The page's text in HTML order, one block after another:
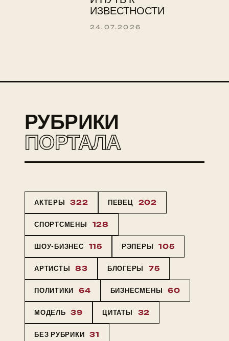
ИЗВЕСТНОСТИ
24.07.2026
РУБРИКИ
ПОРТАЛА
АКТЕРЫ 322 ПЕВЕЦ 202
СПОРТСМЕНЫ 128
ШОУ-БИЗНЕС 115 РЭПЕРЫ 105
АРТИСТЫ 83 БЛОГЕРЫ 75
ПОЛИТИКИ 64 БИЗНЕСМЕНЫ 60
МОДЕЛЬ 39 ЦИТАТЫ 32
БЕЗ РУБРИКИ 31